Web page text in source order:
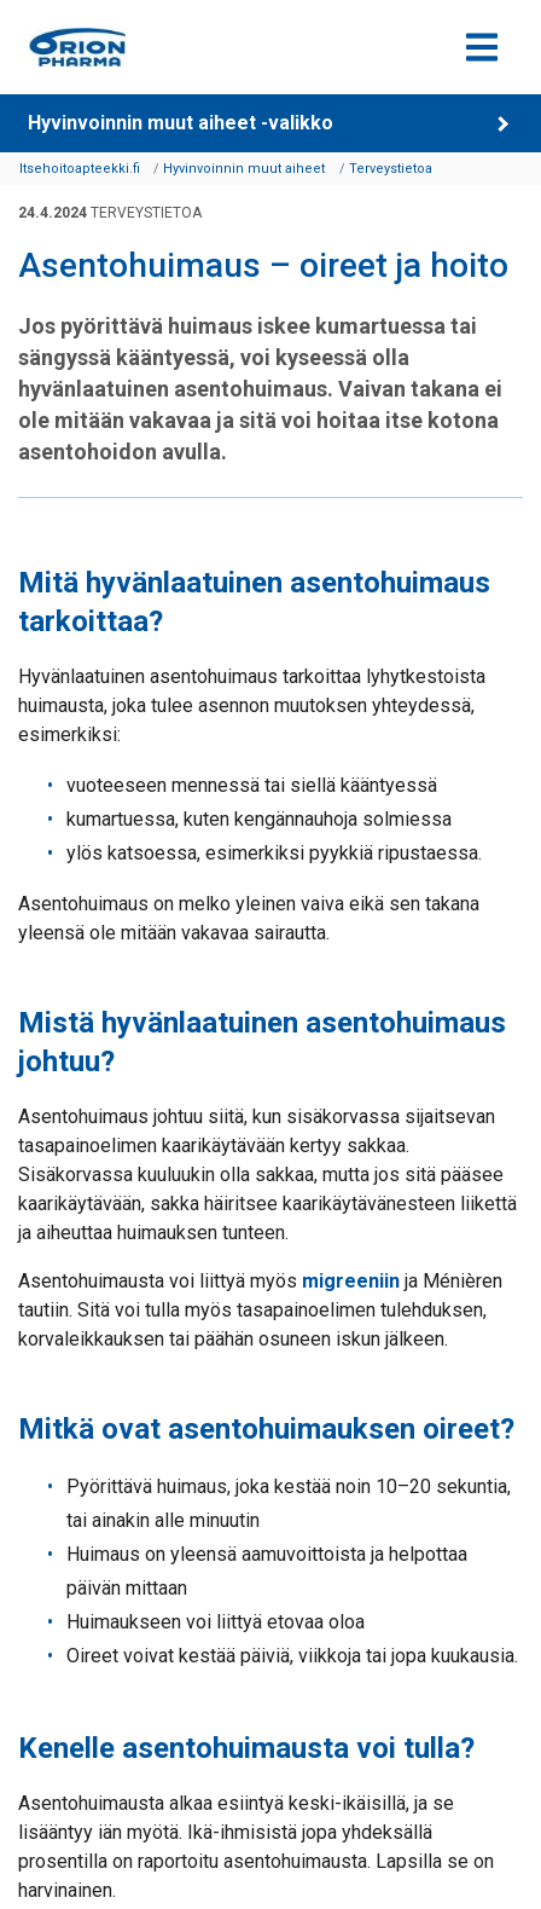
Siirry sisältöön
Hyvinvoinnin muut aiheet -valikko
Itsehoitoapteekki.fi Hyvinvoinnin muut aiheet Terveystietoa
24.4.2024 TERVEYSTIETOA
Asentohuimaus – oireet ja hoito
Jos pyörittävä huimaus iskee kumartuessa tai
sängyssä kääntyessä, voi kyseessä olla
hyvänlaatuinen asentohuimaus. Vaivan takana ei
ole mitään vakavaa ja sitä voi hoitaa itse kotona
asentohoidon avulla.
Mitä hyvänlaatuinen asentohuimaus
tarkoittaa?
Hyvänlaatuinen asentohuimaus tarkoittaa lyhytkestoista
huimausta, joka tulee asennon muutoksen yhteydessä,
esimerkiksi:
vuoteeseen mennessä tai siellä kääntyessä
kumartuessa, kuten kengännauhoja solmiessa
ylös katsoessa, esimerkiksi pyykkiä ripustaessa.
Asentohuimaus on melko yleinen vaiva eikä sen takana
yleensä ole mitään vakavaa sairautta.
Mistä hyvänlaatuinen asentohuimaus
johtuu?
Asentohuimaus johtuu siitä, kun sisäkorvassa sijaitsevan
tasapainoelimen kaarikäytävään kertyy sakkaa.
Sisäkorvassa kuuluukin olla sakkaa, mutta jos sitä pääsee
kaarikäytävään, sakka häiritsee kaarikäytävänesteen liikettä
ja aiheuttaa huimauksen tunteen.
Asentohuimausta voi liittyä myös migreeniin ja Ménièren
tautiin. Sitä voi tulla myös tasapainoelimen tulehduksen,
korvaleikkauksen tai päähän osuneen iskun jälkeen.
Mitkä ovat asentohuimauksen oireet?
Pyörittävä huimaus, joka kestää noin 10–20 sekuntia,
tai ainakin alle minuutin
Huimaus on yleensä aamuvoittoista ja helpottaa
päivän mittaan
Huimaukseen voi liittyä etovaa oloa
Oireet voivat kestää päiviä, viikkoja tai jopa kuukausia.
Kenelle asentohuimausta voi tulla?
Asentohuimausta alkaa esiintyä keski-ikäisillä, ja se
lisääntyy iän myötä. Ikä-ihmisistä jopa yhdeksällä
prosentilla on raportoitu asentohuimausta. Lapsilla se on
harvinainen.